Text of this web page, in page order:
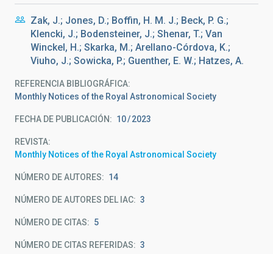
Zak, J.; Jones, D.; Boffin, H. M. J.; Beck, P. G.;
Klencki, J.; Bodensteiner, J.; Shenar, T.; Van
Winckel, H.; Skarka, M.; Arellano-Córdova, K.;
Viuho, J.; Sowicka, P.; Guenther, E. W.; Hatzes, A.
REFERENCIA BIBLIOGRÁFICA
Monthly Notices of the Royal Astronomical Society
FECHA DE PUBLICACIÓN: 10 2023
REVISTA
Monthly Notices of the Royal Astronomical Society
NÚMERO DE AUTORES 14
NÚMERO DE AUTORES DEL IAC 3
NÚMERO DE CITAS 5
NÚMERO DE CITAS REFERIDAS 3